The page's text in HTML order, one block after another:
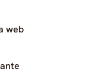
web